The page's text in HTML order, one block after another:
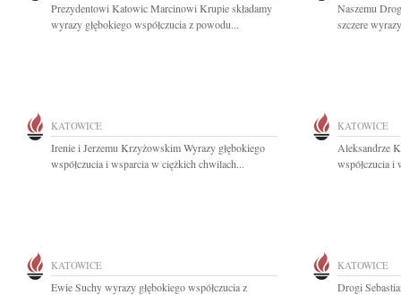
Prezydentowi Katowic Marcinowi Krupie składamy
wyrazy głębokiego współczucia z powodu...
Naszemu
szczere
KATOWICE
Irenie i Jerzemu Krzyżowskim Wyrazy głębokiego
współczucia i wsparcia w ciężkich chwilach...
KATOWICE
Aleksandrze
współczucia i
KATOWICE
Ewie Suchy wyrazy głębokiego współczucia z
KATOWICE
Drogi